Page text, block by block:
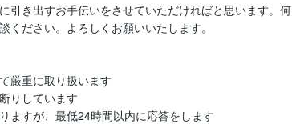
引き出すお手伝いをさせていただければと思います。何
ださい。よろしくお願いいたします。
厳重に取り扱います
りしています
ますが、最低24時間以内に応答をします